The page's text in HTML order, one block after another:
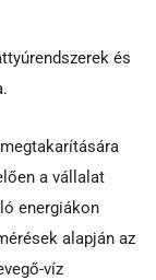
és
a vállalat
energiákon
alapján az
víz